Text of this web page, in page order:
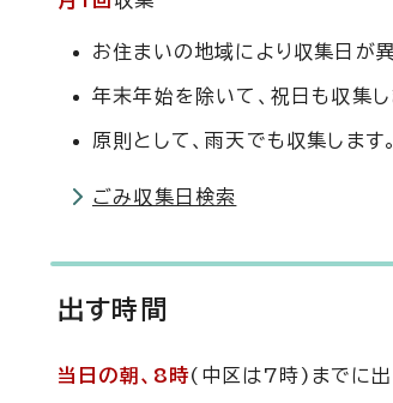
お住まいの地域により収集日が
年末年始を除いて、祝日も収集し
原則として、雨天でも収集します。
ごみ収集日検索
出す時間
当日の朝、8時(中区は7時)までに出